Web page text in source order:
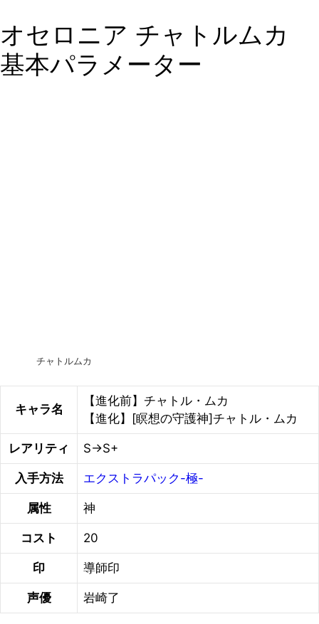
オセロニア チャトルムカ
基本パラメーター
チャトルムカ
キャラ名
【進化前】チャトル・ムカ
【進化】[瞑想の守護神]チャトル・ムカ
レアリティ S→S+
入手方法 エクストラパック-極-
属性 神
コスト 20
印 導師印
声優 岩崎了